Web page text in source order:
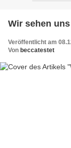
Wir sehen
Veröffentlicht am
Von beccatestet